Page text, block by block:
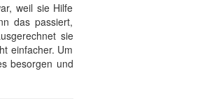
weil sie Hilfe
das passiert,
sie
einfacher. Um
besorgen und